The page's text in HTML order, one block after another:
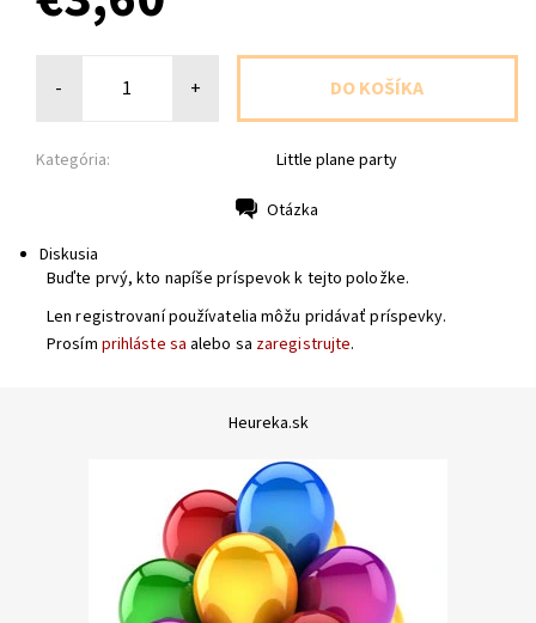
- +
Kategória: Little plane party
Otázka
Diskusia
Buďte prvý, kto napíše príspevok k tejto položke.
Len registrovaní používatelia môžu pridávať príspevky.
Prosím prihláste sa alebo sa zaregistrujte.
Heureka.sk